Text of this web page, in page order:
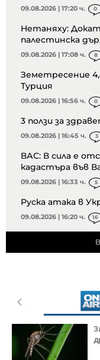
09.08.2026 | 17:20 ч. 0
Нетаняху:
палестинска
09.08.2026 | 17:08 ч. 8
Земетресение
Турция
09.08.2026 | 16:56 ч. 0
3 ползи за
09.08.2026 | 16:45 ч. 3
ВАС: В сила е
кадастъра във
09.08.2026 | 16:33 ч. 5
Руска атака в
09.08.2026 | 16:20 ч. 16